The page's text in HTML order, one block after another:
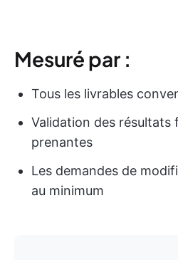
Mesuré par :
Tous les livrables
Validation des résultats
prenantes
Les demandes de
au minimum